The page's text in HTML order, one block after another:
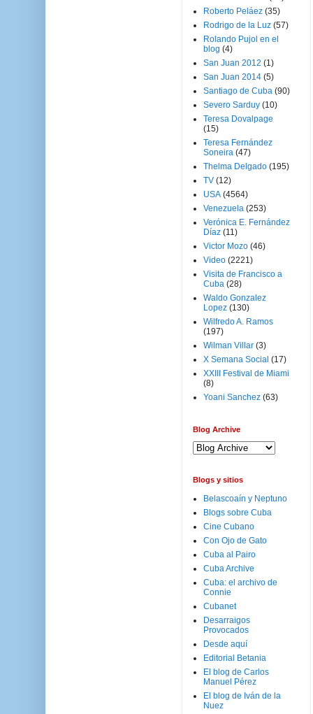
Roberto Peláez (35)
Rodrigo de la Luz (57)
Rolando Pujol en el
blog (4)
San Juan 2012 (1)
San Juan 2014 (5)
Santiago de Cuba (90)
Severo Sarduy (10)
Teresa Dovalpage
(15)
Teresa Fernández
Soneira (47)
Thelma Delgado (195)
TV (12)
USA (4564)
Venezuela (253)
Verónica E. Fernández
Díaz (11)
Victor Mozo (46)
Video (2221)
Visita de Francisco a
Cuba (28)
Waldo Gonzalez
Lopez (130)
Wilfredo A. Ramos
(197)
Wilman Villar (3)
X Semana Social (17)
XXIII Festival de Miami
(8)
Yoani Sanchez (63)
Blog Archive
Blogs y sitios
Belascoaín y Neptuno
Blogs sobre Cuba
Cine Cubano
Con Ojo de Gato
Cuba al Pairo
Cuba Archive
Cuba: el archivo de
Connie
Cubanet
Desarraigos
Provocados
Desde aquí
Editorial Betania
El blog de Carlos
Manuel Pérez
El blog de Iván de la
Nuez